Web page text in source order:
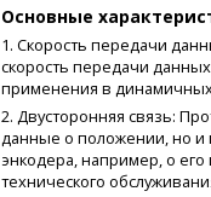
Основные
1. Скорость передачи
скорость передачи
применения в
2. Двусторонняя связь:
данные о положении, но и
энкодера, например, о
технического